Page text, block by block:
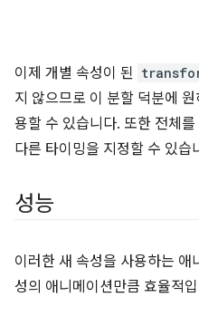
이제 개별 속성이 된
지 않으므로 이 분할 덕분에
용할 수 있습니다. 또한 전체
다른 타이밍을 지정할 수 있습
성능
이러한 새 속성을 사용하는 애
성의 애니메이션만큼 효율적